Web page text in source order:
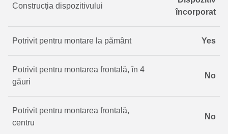
Construcția dispozitivului
încorporat
Potrivit pentru montare la pământ Yes
Potrivit pentru montarea frontală, în 4
găuri
No
Potrivit pentru montarea frontală,
centru
No